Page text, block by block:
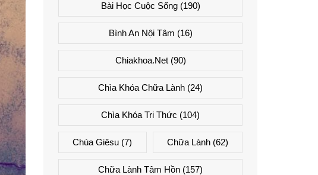
Bài Học Cuộc Sống(190)
Bình An Nội Tâm (16)
Chiakhoa.net(90)
Chìa Khóa Chữa Lành (24)
Chìa Khóa Tri Thức (104)
Chúa Giêsu (7) Chữa Lành(62)
Chữa Lành Tâm Hồn (157)